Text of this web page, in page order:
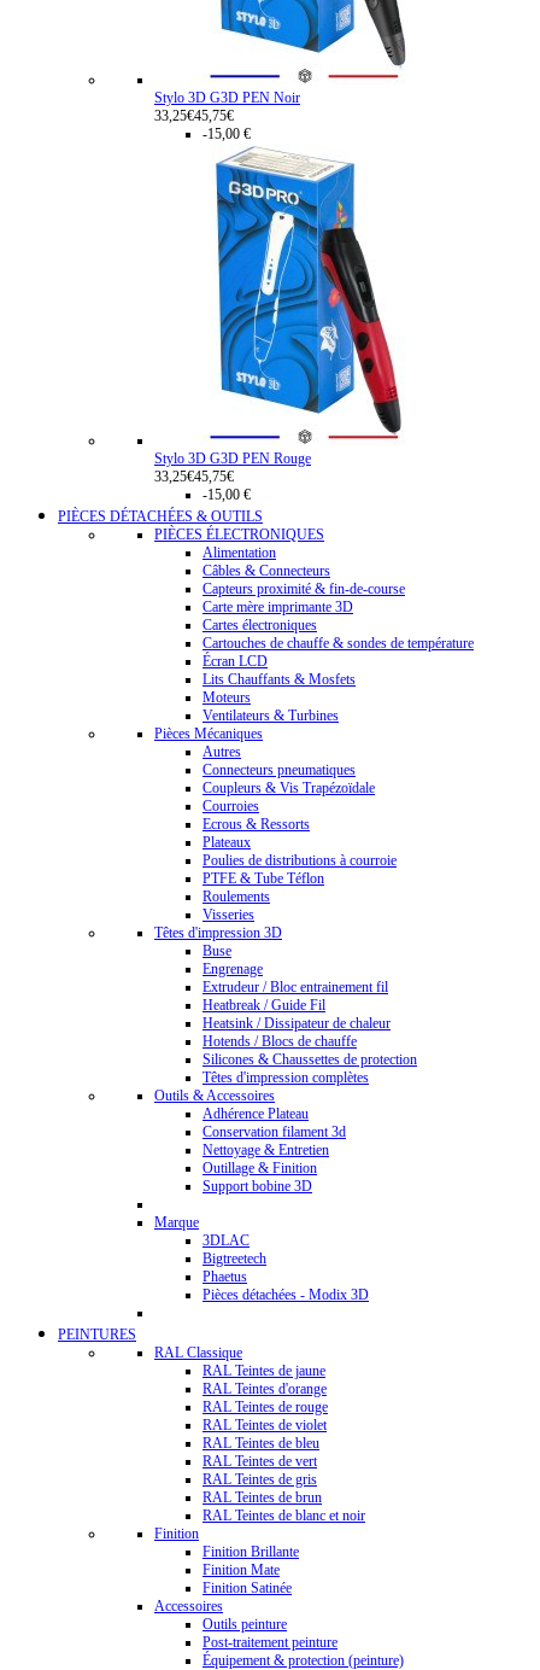
Stylo 3D G3D PEN Noir
33,25€45,75€
-15,00 €
Stylo 3D G3D PEN Rouge
33,25€45,75€
-15,00 €
PIÈCES DÉTACHÉES & OUTILS
PIÈCES ÉLECTRONIQUES
Alimentation
Câbles & Connecteurs
Capteurs proximité & fin-de-course
Carte mère imprimante 3D
Cartes électroniques
Cartouches de chauffe & sondes de température
Écran LCD
Lits Chauffants & Mosfets
Moteurs
Ventilateurs & Turbines
Pièces Mécaniques
Autres
Connecteurs pneumatiques
Coupleurs & Vis Trapézoïdale
Courroies
Ecrous & Ressorts
Plateaux
Poulies de distributions à courroie
PTFE & Tube Téflon
Roulements
Visseries
Têtes d'impression 3D
Buse
Engrenage
Extrudeur / Bloc entrainement fil
Heatbreak / Guide Fil
Heatsink / Dissipateur de chaleur
Hotends / Blocs de chauffe
Silicones & Chaussettes de protection
Têtes d'impression complètes
Outils & Accessoires
Adhérence Plateau
Conservation filament 3d
Nettoyage & Entretien
Outillage & Finition
Support bobine 3D
Marque
3DLAC
Bigtreetech
Phaetus
Pièces détachées - Modix 3D
PEINTURES
RAL Classique
RAL Teintes de jaune
RAL Teintes d'orange
RAL Teintes de rouge
RAL Teintes de violet
RAL Teintes de bleu
RAL Teintes de vert
RAL Teintes de gris
RAL Teintes de brun
RAL Teintes de blanc et noir
Finition
Finition Brillante
Finition Mate
Finition Satinée
Accessoires
Outils peinture
Post-traitement peinture
Équipement & protection (peinture)